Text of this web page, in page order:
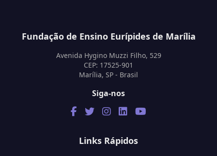
Fundação de Ensino Eurípides de Marília
Avenida Hygino Muzzi Filho, 529
CEP: 17525-901
Marília, SP - Brasil
Siga-nos
Links Rápidos